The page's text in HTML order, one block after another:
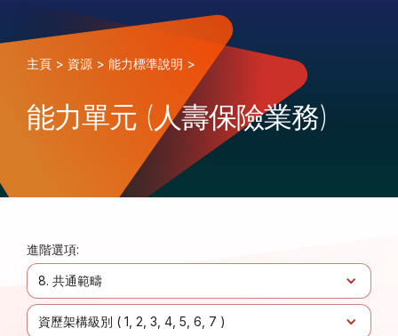
主頁 > 資源 > 能力標準說明 >
能力單元 (人壽保險業務)
進階選項:
8. 共通範疇
資歷架構級別 ( 1 2 3 4 5 6 7 )